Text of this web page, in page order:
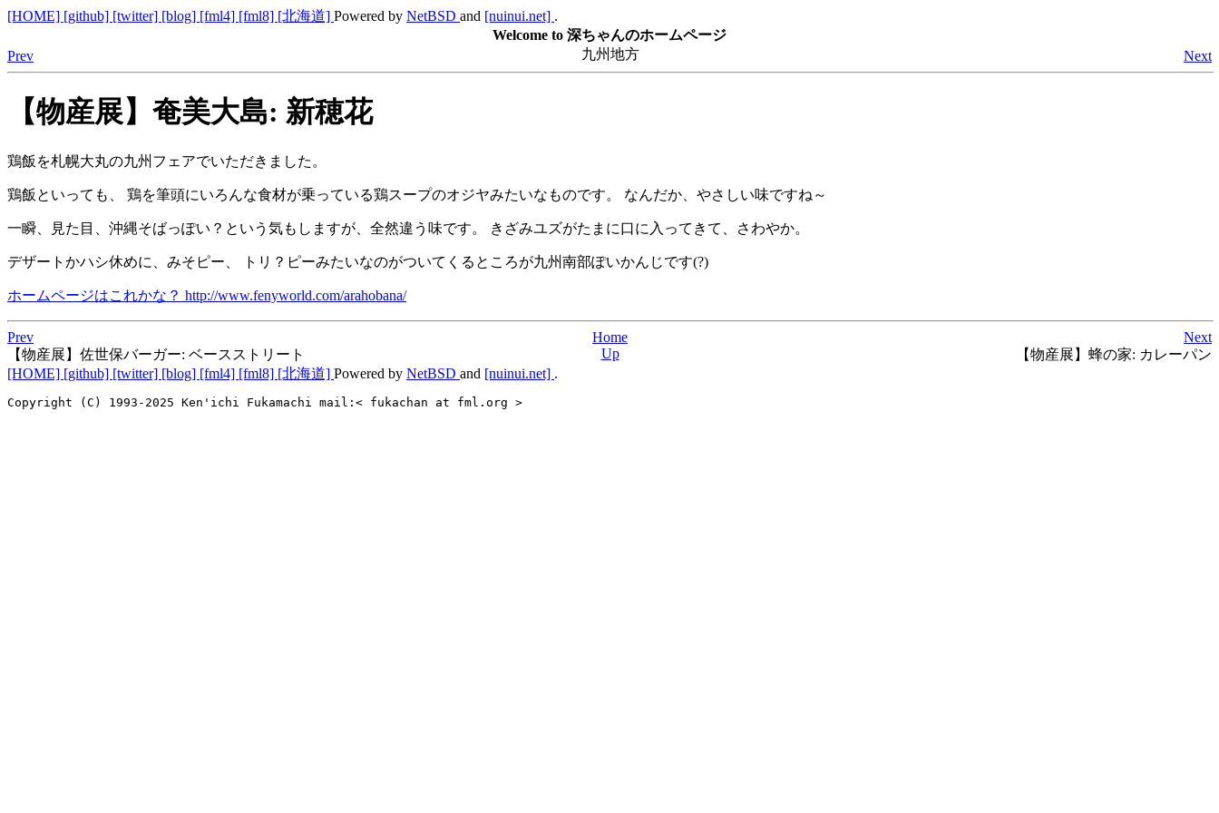
[HOME] [github] [twitter] [blog] [fml4] [fml8] [北海道] Powered by NetBSD and [nuinui.net] .
Welcome to 深ちゃんのホームページ
Prev
九州地方 Next
【物産展】奄美大島: 新穂花
鶏飯を札幌大丸の九州フェアでいただきました。
鶏飯といっても、 鶏を筆頭にいろんな食材が乗っている鶏スープのオジヤみたいなものです。 なんだか、やさしい味ですね～
一瞬、見た目、沖縄そばっぽい？という気もしますが、全然違う味です。 きざみユズがたまに口に入ってきて、さわやか。
デザートかハシ休めに、みそピー、 トリ？ピーみたいなのがついてくるところが九州南部ぽいかんじです(?)
ホームページはこれかな？ http://www.fenyworld.com/arahobana/
Prev Home
Next
【物産展】佐世保バーガー: ベースストリート
Up
【物産展】蜂の家: カレーパン
[HOME] [github] [twitter] [blog] [fml4] [fml8] [北海道] Powered by NetBSD and [nuinui.net] .